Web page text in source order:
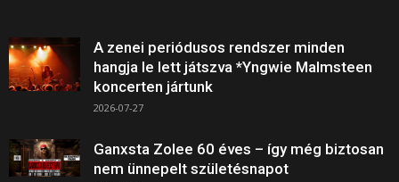
A zenei periódusos rendszer minden
hangja le lett játszva *Yngwie Malmsteen
koncerten jártunk
2026-07-27
Ganxsta Zolee 60 éves – így még biztosan
nem ünnepelt születésnapot